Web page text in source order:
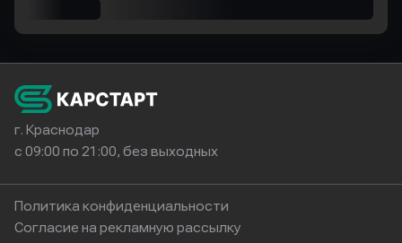
г. Краснодар
с 09:00 по 21:00, без выходных
Политика конфиденциальности
Согласие на рекламную рассылку